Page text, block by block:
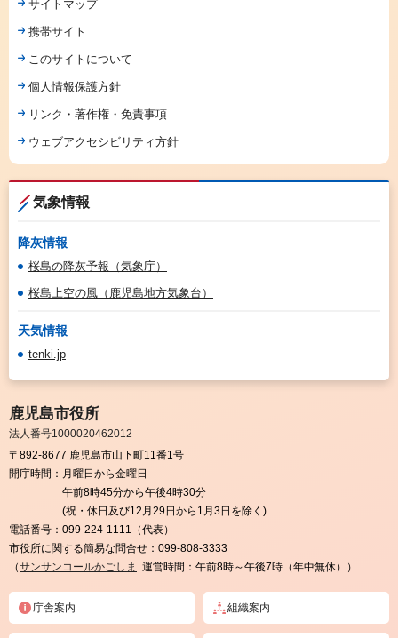
サイトマップ
携帯サイト
このサイトについて
個人情報保護方針
リンク・著作権・免責事項
ウェブアクセシビリティ方針
気象情報
降灰情報
桜島の降灰予報（気象庁）
桜島上空の風（鹿児島地方気象台）
天気情報
tenki.jp
鹿児島市役所
法人番号1000020462012
〒892-8677 鹿児島市山下町11番1号
開庁時間： 月曜日から金曜日
午前8時45分から午後4時30分
(祝・休日及び12月29日から1月3日を除く)
電話番号： 099-224-1111（代表）
市役所に関する簡易な問合せ： 099-808-3333
（サンサンコールかごしま 運営時間：午前8時～午後7時（年中無休））
庁舎案内 組織案内